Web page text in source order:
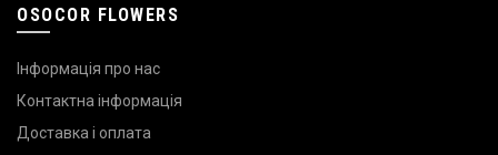
OSOCOR FLOWERS
Інформація про нас
Контактна інформація
Доставка і оплата